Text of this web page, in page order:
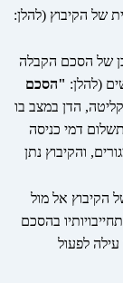
של הקיבוץ (להלן:
של הסכם הקבלה
(להלן: "הסכם
במצב בו
תשלום דמי כניסה
והקיבוץ נתן
הקיבוץ אל מול
בהסכם
לפעול